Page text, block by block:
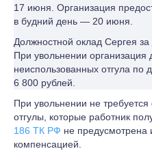
17 июня. Организация
в будний день — 20 июня.
Должностной оклад Сергея
При увольнении организация
неиспользованных отгула по
6 800 рублей.
При увольнении не
отгулы, которые работник
186 ТК РФ не предусмотрена
компенсацией.